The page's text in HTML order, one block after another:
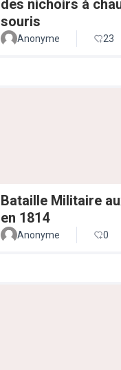
des nichoirs à
souris
Anonyme 23
Bataille Militaire
en 1814
Anonyme 0